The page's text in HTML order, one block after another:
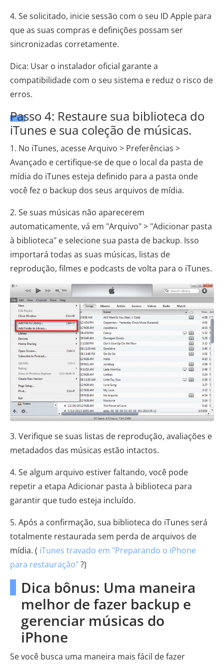
4. Se solicitado, inicie sessão com o seu ID Apple para
que as suas compras e definições possam ser
sincronizadas corretamente.
Dica: Usar o instalador oficial garante a
compatibilidade com o seu sistema e reduz o risco de
erros.
Passo 4: Restaure sua biblioteca do
iTunes e sua coleção de músicas.
1. No iTunes, acesse Arquivo > Preferências >
Avançado e certifique-se de que o local da pasta de
mídia do iTunes esteja definido para a pasta onde
você fez o backup dos seus arquivos de mídia.
2. Se suas músicas não aparecerem
automaticamente, vá em "Arquivo" > "Adicionar pasta
à biblioteca" e selecione sua pasta de backup. Isso
importará todas as suas músicas, listas de
reprodução, filmes e podcasts de volta para o iTunes.
3. Verifique se suas listas de reprodução, avaliações e
metadados das músicas estão intactos.
4. Se algum arquivo estiver faltando, você pode
repetir a etapa Adicionar pasta à biblioteca para
garantir que tudo esteja incluído.
5. Após a confirmação, sua biblioteca do iTunes será
totalmente restaurada sem perda de arquivos de
mídia. ( iTunes travado em "Preparando o iPhone
para restauração"?)
Dica bônus: Uma maneira
melhor de fazer backup e
gerenciar músicas do
iPhone
Se você busca uma maneira mais fácil de fazer